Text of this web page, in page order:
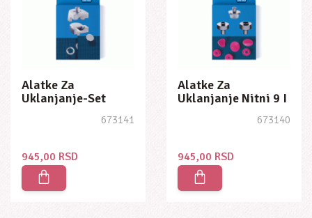
Alatke Za
Uklanjanje-Set
673141
945,00 RSD
Alatke Za
Uklanjanje Nitni 9 I
673140
945,00 RSD